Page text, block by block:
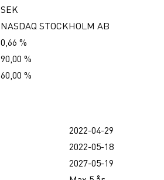
SEK
NASDAQ STOCKHOLM AB
0,66 %
90,00 %
60,00 %
2022-04-29
2022-05-18
2027-05-19